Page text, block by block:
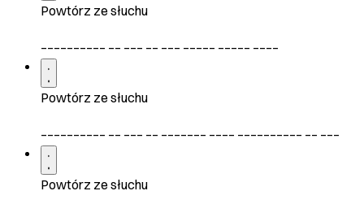
Powtórz ze słuchu
Powtórz ze słuchu
Powtórz ze słuchu